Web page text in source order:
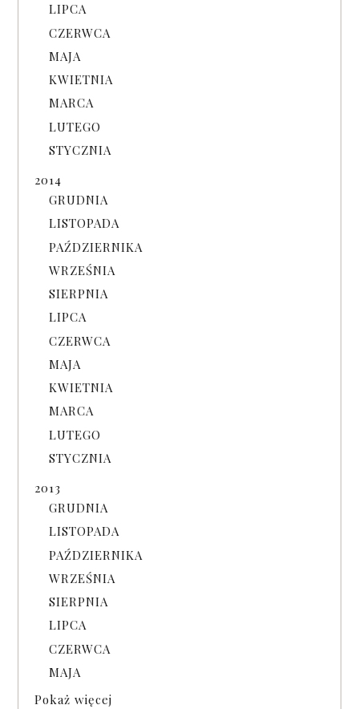
LIPCA
CZERWCA
MAJA
KWIETNIA
MARCA
LUTEGO
STYCZNIA
2014
GRUDNIA
LISTOPADA
PAŹDZIERNIKA
WRZEŚNIA
SIERPNIA
LIPCA
CZERWCA
MAJA
KWIETNIA
MARCA
LUTEGO
STYCZNIA
2013
GRUDNIA
LISTOPADA
PAŹDZIERNIKA
WRZEŚNIA
SIERPNIA
LIPCA
CZERWCA
MAJA
Pokaż więcej